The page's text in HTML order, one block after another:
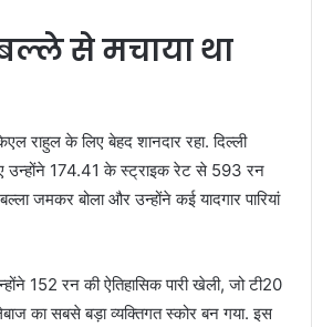
से मचाया था
राहुल के लिए बेहद शानदार रहा. दिल्ली
174.41 के स्ट्राइक रेट से 593 रन
जमकर बोला और उन्होंने कई यादगार पारियां
152 रन की ऐतिहासिक पारी खेली, जो टी20
का सबसे बड़ा व्यक्तिगत स्कोर बन गया. इस